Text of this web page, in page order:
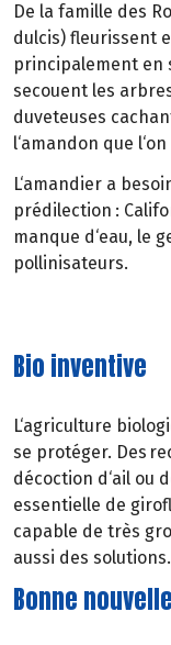
De la famille des
dulcis) fleurissent
principalement en
secouent les
duveteuses
l‘amandon que
L‘amandier a
prédilection :
manque d‘eau, le
pollinisateurs.
Bio inventive
L‘agriculture
se protéger. Des
décoction d‘ail ou
essentielle de
capable de très
aussi des solutions.
Bonne nouvelle